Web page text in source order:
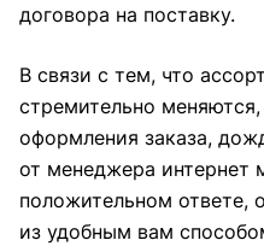
договора на поставку.
В связи с тем, что
стремительно
оформления заказа,
от менеджера интернет
положительном ответе,
из удобным вам